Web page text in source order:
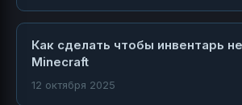
Как сделать чтобы инвентарь
Minecraft
12 октября 2025